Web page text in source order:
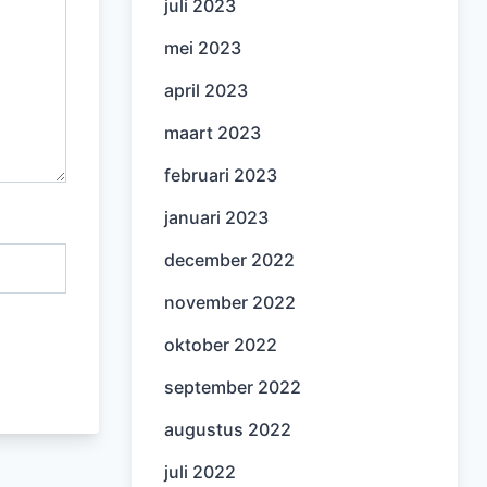
juli 2023
mei 2023
april 2023
maart 2023
februari 2023
januari 2023
december 2022
november 2022
oktober 2022
september 2022
augustus 2022
juli 2022